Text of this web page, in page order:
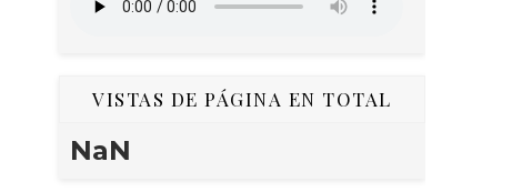
VISTAS DE PÁGINA EN TOTAL
NaN